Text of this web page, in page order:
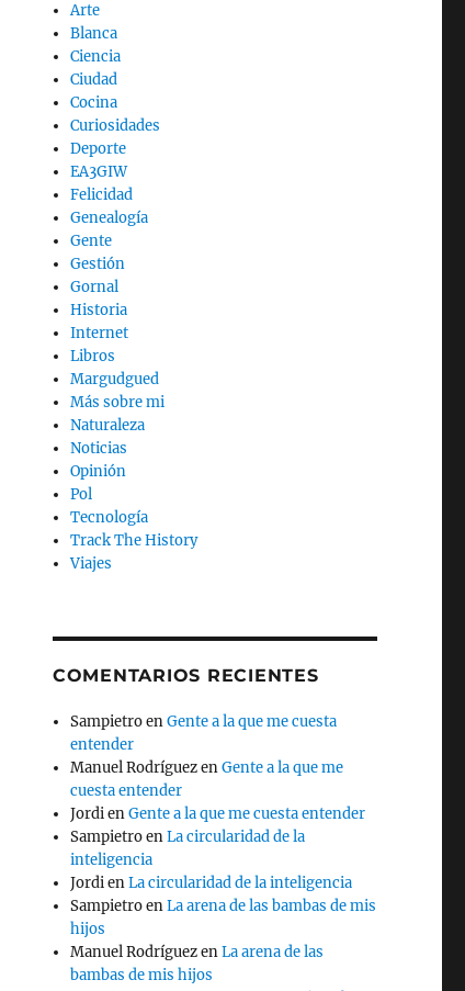
Arte
Blanca
Ciencia
Ciudad
Cocina
Curiosidades
Deporte
EA3GIW
Felicidad
Genealogía
Gente
Gestión
Gornal
Historia
Internet
Libros
Margudgued
Más sobre mi
Naturaleza
Noticias
Opinión
Pol
Tecnología
Track The History
Viajes
COMENTARIOS RECIENTES
SampietroenGente a la que me cuesta
entender
Manuel RodríguezenGente a la que me
cuesta entender
JordienGente a la que me cuesta entender
SampietroenLa circularidad de la
inteligencia
JordienLa circularidad de la inteligencia
SampietroenLa arena de las bambas de mis
hijos
Manuel RodríguezenLa arena de las
bambas de mis hijos